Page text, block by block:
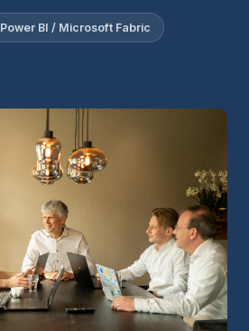
Power BI / Microsoft Fabric